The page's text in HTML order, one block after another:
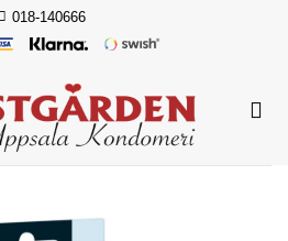
018-140666